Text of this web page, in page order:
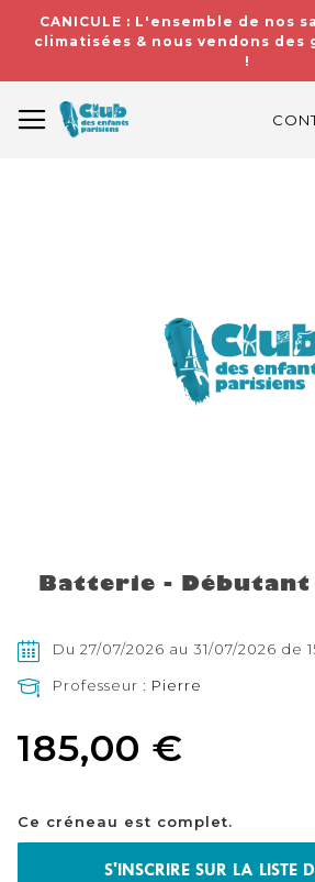
CANICULE : L'ensemble de nos
climatisées & nous vendons des
!
beginning
images
gallery
Batterie - Débutant
Du 27/07/2026 au 31/07/2026 de
Professeur : Pierre
185,00 €
Ce créneau est complet.
S'INSCRIRE SUR LA LISTE